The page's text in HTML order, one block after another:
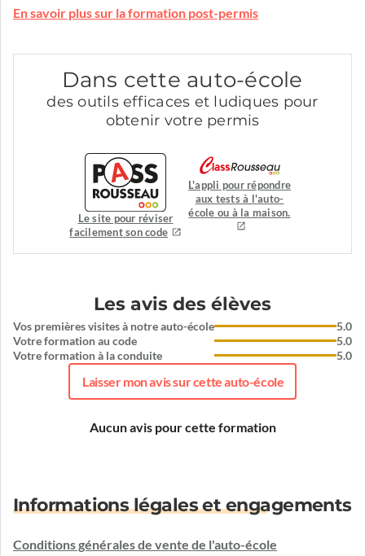
En savoir plus sur la formation post-permis
Dans cette auto-école
des outils efficaces et ludiques pour
obtenir votre permis
Le site pour réviser
facilement son code
L'appli pour répondre
aux tests à l'auto-
école ou à la maison.
Les avis des élèves
Vos premières visites à notre auto-école
Votre formation au code
Votre formation à la conduite
5.0
5.0
5.0
Laisser mon avis sur cette auto-école
Aucun avis pour cette formation
Informations légales et engagements
Conditions générales de vente de l'auto-école